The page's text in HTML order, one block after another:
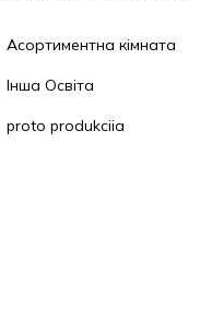
Асортиментна кімната
Інша Освіта
proto produkciia